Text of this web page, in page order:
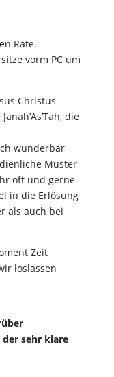
Räte.
vorm PC um
Christus
die
wunderbar
Muster
oft und gerne
in die Erlösung
als auch bei
Zeit
loslassen
sehr klare